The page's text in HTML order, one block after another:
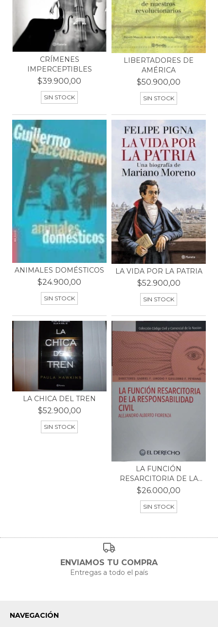
CRÍMENES
IMPERCEPTIBLES
$39.900,00
SIN STOCK
LIBERTADORES DE
AMÉRICA
$50.900,00
SIN STOCK
ANIMALES DOMÉSTICOS
$24.900,00
SIN STOCK
LA VIDA POR LA PATRIA
$52.900,00
SIN STOCK
LA CHICA DEL TREN
$52.900,00
SIN STOCK
LA FUNCIÓN
RESARCITORIA DE LA
RESPONSABI...
$26.000,00
SIN STOCK
ENVIAMOS TU COMPRA
Entregas a todo el país
NAVEGACIÓN